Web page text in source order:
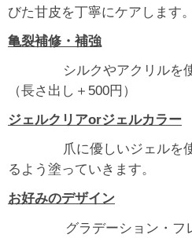
びた甘皮を丁寧にケアします。
亀裂補修・補強
シルクやアクリルを
（長さ出し＋500円）
ジェルクリアorジェルカラー
爪に優しいジェルを
るよう塗っていきます。
お好みのデザイン
グラデーション・フ